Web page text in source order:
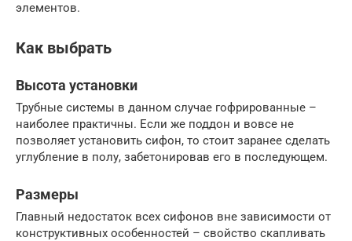
элементов.
Как выбрать
Высота установки
Трубные системы в данном случае гофрированные –
наиболее практичны. Если же поддон и вовсе не
позволяет установить сифон, то стоит заранее сделать
углубление в полу, забетонировав его в последующем.
Размеры
Главный недостаток всех сифонов вне зависимости от
конструктивных особенностей – свойство скапливать